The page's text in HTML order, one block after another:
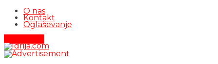
O nas
Kontakt
Oglaševanje